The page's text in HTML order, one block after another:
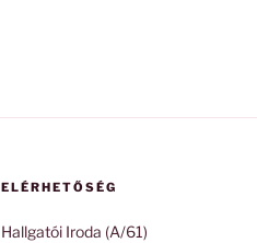
ELÉRHETŐSÉG
Hallgatói Iroda (A/61)